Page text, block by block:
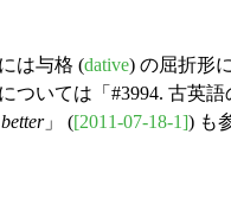
は与格 (dative) の屈折形
いては「#3994. 古英
」 ([2011-07-18-1]) も